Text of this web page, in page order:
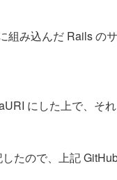
み込んだ Rails の
にした上で、そ
たので、上記